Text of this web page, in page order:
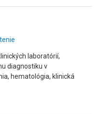
laboratórií,
diagnostiku v
hematológia, klinická